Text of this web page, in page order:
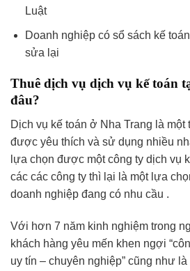
Luật
Doanh nghiệp có sổ sách kế
sửa lại
Thuê dịch vụ dịch vụ kế toán
đâu?
Dịch vụ kế toán ở Nha Trang là một
được yêu thích và sử dụng nhiều
lựa chọn được một công ty dịch vụ
các các công ty thì lại là một lựa
doanh nghiệp đang có nhu cầu .
Với hơn 7 năm kinh nghiệm trong
khách hàng yêu mến khen ngợi
uy tín – chuyên nghiệp” cũng như